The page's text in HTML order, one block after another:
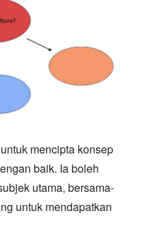
mencipta konsep
baik. Ia boleh
utama, bersama-
untuk mendapatkan